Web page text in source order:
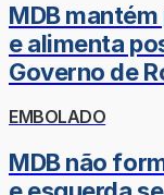
MDB
e alimenta
Governo de
EMBOLADO
MDB não